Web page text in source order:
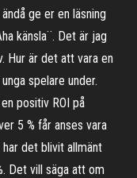
ge er en läsning
känsla¨. Det är jag
Hur är det att vara en
spelare under.
positiv ROI på
5 % får anses vara
det blivit allmänt
Det vill säga att om